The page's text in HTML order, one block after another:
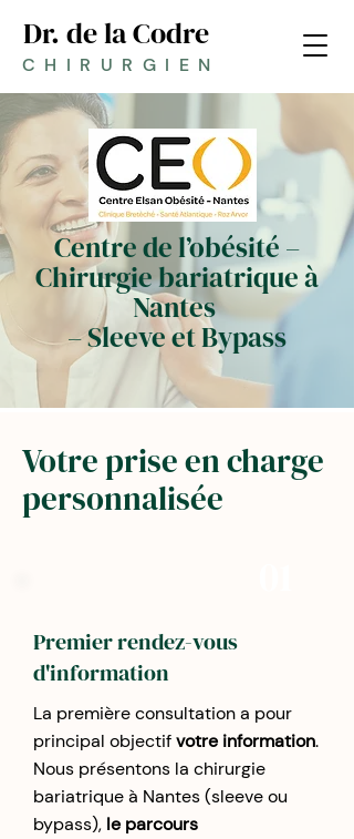
Dr. de la Codre
CHIRURGIEN
Centre de l’obésité –
Chirurgie bariatrique à
Nantes
– Sleeve et Bypass
Votre prise en charge
personnalisée
Premier rendez-vous
d'information
La première consultation a pour
principal objectifvotre information.
Nous présentons la chirurgie
bariatrique à Nantes (sleeve ou
bypass), le parcours